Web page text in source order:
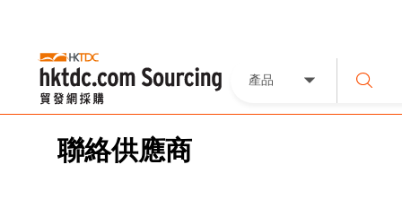
產品
聯絡供應商